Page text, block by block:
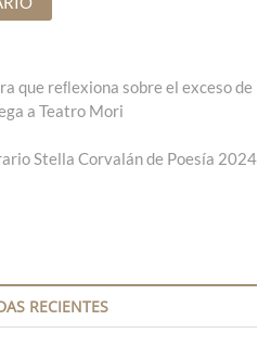
que reﬂexiona sobre el exceso de
a Teatro Mori
Stella Corvalán de Poesía 2024
RECIENTES